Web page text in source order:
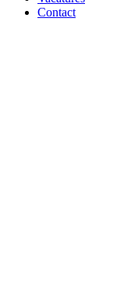
Contact